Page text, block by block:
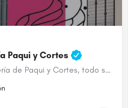
Paqui y Cortes
En el Centro de Estética y Peluquería de Paqui y Cortes, todo son ventajas.